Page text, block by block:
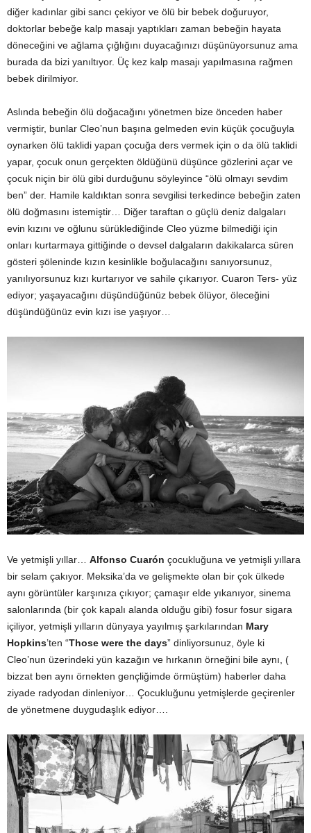
diğer kadınlar gibi sancı çekiyor ve ölü bir bebek doğuruyor,
doktorlar bebeğe kalp masajı yaptıkları zaman bebeğin hayata
döneceğini ve ağlama çığlığını duyacağınızı düşünüyorsunuz ama
burada da bizi yanıltıyor. Üç kez kalp masajı yapılmasına rağmen
bebek dirilmiyor.
Aslında bebeğin ölü doğacağını yönetmen bize önceden haber
vermiştir, bunlar Cleo’nun başına gelmeden evin küçük çocuğuyla
oynarken ölü taklidi yapan çocuğa ders vermek için o da ölü taklidi
yapar, çocuk onun gerçekten öldüğünü düşünce gözlerini açar ve
çocuk niçin bir ölü gibi durduğunu söyleyince “ölü olmayı sevdim
ben” der. Hamile kaldıktan sonra sevgilisi terkedince bebeğin zaten
ölü doğmasını istemiştir… Diğer taraftan o güçlü deniz dalgaları
evin kızını ve oğlunu sürüklediğinde Cleo yüzme bilmediği için
onları kurtarmaya gittiğinde o devsel dalgaların dakikalarca süren
gösteri şöleninde kızın kesinlikle boğulacağını sanıyorsunuz,
yanılıyorsunuz kızı kurtarıyor ve sahile çıkarıyor. Cuaron Ters- yüz
ediyor; yaşayacağını düşündüğünüz bebek ölüyor, öleceğini
düşündüğünüz evin kızı ise yaşıyor…
Ve yetmişli yıllar… Alfonso Cuarón çocukluğuna ve yetmişli yıllara
bir selam çakıyor. Meksika’da ve gelişmekte olan bir çok ülkede
aynı görüntüler karşınıza çıkıyor; çamaşır elde yıkanıyor, sinema
salonlarında (bir çok kapalı alanda olduğu gibi) fosur fosur sigara
içiliyor, yetmişli yılların dünyaya yayılmış şarkılarından Mary
Hopkins’ten “Those were the days” dinliyorsunuz, öyle ki
Cleo’nun üzerindeki yün kazağın ve hırkanın örneğini bile aynı, (
bizzat ben aynı örnekten gençliğimde örmüştüm) haberler daha
ziyade radyodan dinleniyor… Çocukluğunu yetmişlerde geçirenler
de yönetmene duygudaşlık ediyor….